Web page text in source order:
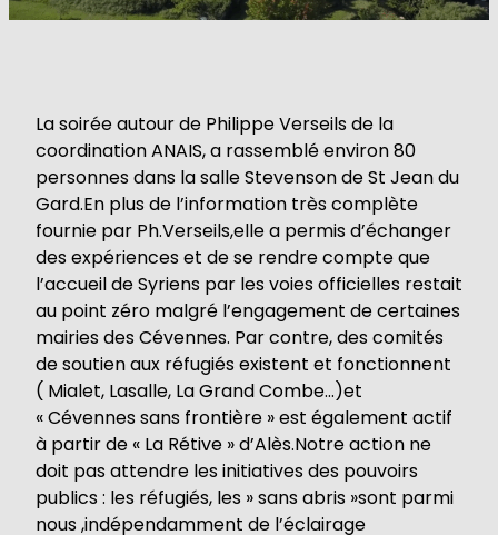
La soirée autour de Philippe Verseils de la
coordination ANAIS, a rassemblé environ 80
personnes dans la salle Stevenson de St Jean du
Gard.En plus de l’information très complète
fournie par Ph.Verseils,elle a permis d’échanger
des expériences et de se rendre compte que
l’accueil de Syriens par les voies officielles restait
au point zéro malgré l’engagement de certaines
mairies des Cévennes. Par contre, des comités
de soutien aux réfugiés existent et fonctionnent
( Mialet, Lasalle, La Grand Combe…)et
« Cévennes sans frontière » est également actif
à partir de « La Rétive » d’Alès.Notre action ne
doit pas attendre les initiatives des pouvoirs
publics : les réfugiés, les » sans abris »sont parmi
nous ,indépendamment de l’éclairage